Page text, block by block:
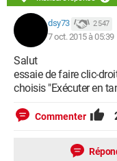
dsy73 2 547
7 oct. 2015 à 05:39
Salut
essaie de faire clic-
choisis "Exécuter en
Commenter